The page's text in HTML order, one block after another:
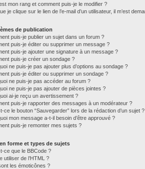
mon rang et comment puis-je le modifier ?
je clique sur le lien de l’e-mail d’un utilisateur, il m’est
de publication
puis-je publier un sujet dans un forum ?
puis-je éditer ou supprimer un message ?
puis-je ajouter une signature à un message ?
puis-je créer un sondage ?
ne puis-je pas ajouter plus d’options au sondage ?
puis-je éditer ou supprimer un sondage ?
ne puis-je pas accéder au forum ?
ne puis-je pas ajouter de pièces jointes ?
ai-je reçu un avertissement ?
puis-je rapporter des messages à un modérateur ?
ce le bouton “Sauvegarder” lors de la rédaction d’un sujet ?
mon message a-t-il besoin d’être approuvé ?
puis-je remonter mes sujets ?
forme et types de sujets
ce que le BBCode ?
utiliser de l’HTML ?
les émoticônes ?